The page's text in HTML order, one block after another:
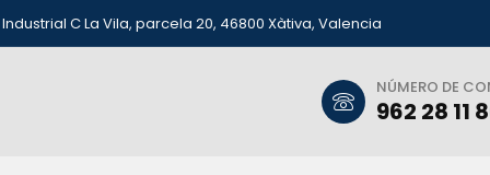
C La Vila, parcela 20, 46800 Xàtiva, Valencia
NÚMERO DE
962 28 11